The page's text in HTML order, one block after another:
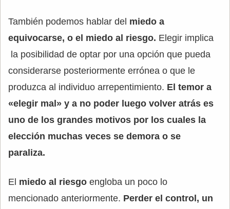
También podemos hablar del miedo a
equivocarse, o el miedo al riesgo. Elegir implica
la posibilidad de optar por una opción que pueda
considerarse posteriormente errónea o que le
produzca al individuo arrepentimiento. El temor a
«elegir mal» y a no poder luego volver atrás es
uno de los grandes motivos por los cuales la
elección muchas veces se demora o se
paraliza.
El miedo al riesgo engloba un poco lo
mencionado anteriormente. Perder el control, un